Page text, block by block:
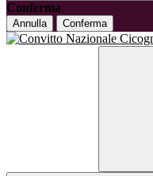
Conferma
Annulla Conferma